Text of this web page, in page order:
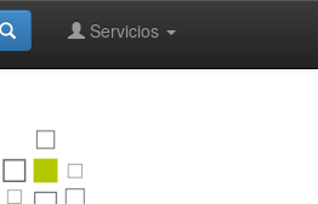
Servicios